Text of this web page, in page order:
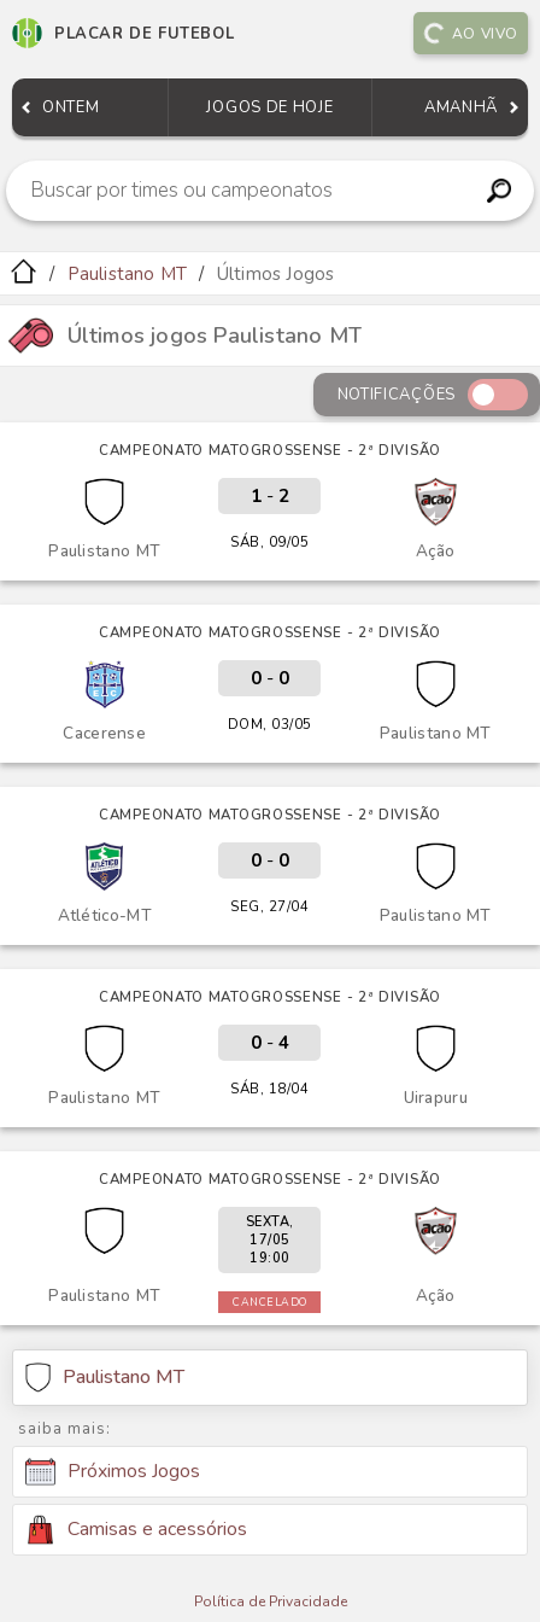
PLACAR DE FUTEBOL AO VIVO
ONTEM JOGOS DE HOJE AMANHÃ
Paulistano MT Últimos Jogos
Últimos jogos Paulistano MT
NOTIFICAÇÕES
CAMPEONATO MATOGROSSENSE - 2ª DIVISÃO
Paulistano MT Ação
1- 2
SÁB, 09/05
CAMPEONATO MATOGROSSENSE - 2ª DIVISÃO
Cacerense Paulistano MT
0- 0
DOM, 03/05
CAMPEONATO MATOGROSSENSE - 2ª DIVISÃO
Atlético-MT Paulistano MT
0- 0
SEG, 27/04
CAMPEONATO MATOGROSSENSE - 2ª DIVISÃO
Paulistano MT Uirapuru
0- 4
SÁB, 18/04
CAMPEONATO MATOGROSSENSE - 2ª DIVISÃO
Paulistano MT Ação
SEXTA,
17/05
19:00
CANCELADO
Paulistano MT
saiba mais:
Próximos Jogos
Camisas e acessórios
Política de Privacidade